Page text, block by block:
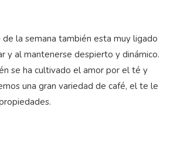
la semana también esta muy ligado
y al mantenerse despierto y dinámico.
se ha cultivado el amor por el té y
una gran variedad de café, el te le